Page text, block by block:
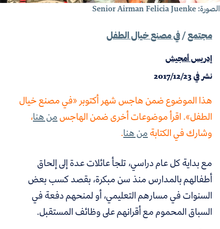
Senior Airman Felicia Juenke
مجتمع/ في مصنع خيال الطفل
إدريس أمجيش
نشر في2017/12/23
هذا الموضوع ضمن هاجس شهر أكتوبر «في مصنع خيال
الطفل». اقرأ موضوعات أخرى ضمن الهاجسمن هنا،
وشارك في الكتابةمن هنا.
مع بداية كل عام دراسي، تلجأ عائلات عدة إلى إلحاق
أطفالهم بالمدارس منذ سن مبكرة، بقصد كسب بعض
السنوات في مسارهم التعليمي، أو لمنحهم دفعة في
السباق المحموم مع أقرانهم على وظائف المستقبل.